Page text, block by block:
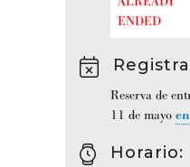
ENDED
Reserva de
11 de mayo
Horario: